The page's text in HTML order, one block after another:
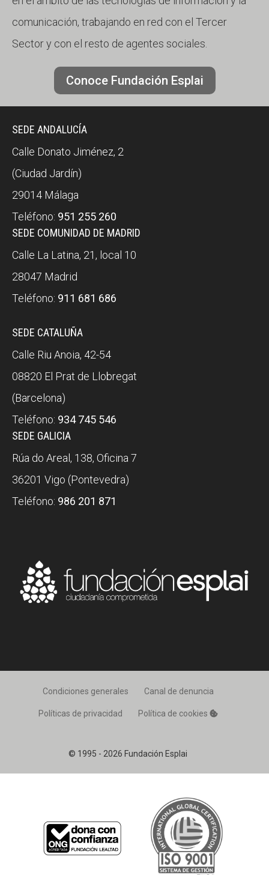
comunicación, trabajando en red con el Tercer
Sector y con el resto de agentes sociales.
Conoce Fundación Esplai
SEDE ANDALUCÍA
Calle Donato Jiménez, 2
(Ciudad Jardín)
29014 Málaga
Teléfono: 951 255 260
SEDE COMUNIDAD DE MADRID
Calle La Latina, 21, local 10
28047 Madrid
Teléfono: 911 681 686
SEDE CATALUÑA
Calle Riu Anoia, 42-54
08820 El Prat de Llobregat
(Barcelona)
Teléfono: 934 745 546
SEDE GALICIA
Rúa do Areal, 138, Oficina 7
36201 Vigo (Pontevedra)
Teléfono: 986 201 871
© 1995 - 2026 Fundación Esplai
Condiciones generales Canal de denuncia
Políticas de privacidad Política de cookies